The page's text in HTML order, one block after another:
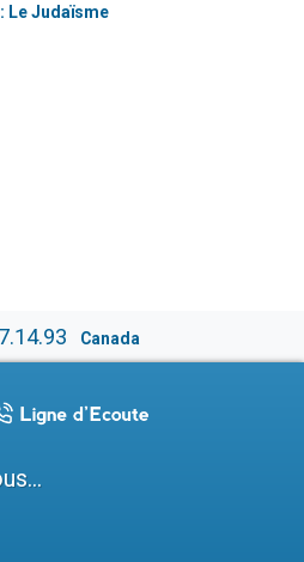
Le Judaïsme
Canada